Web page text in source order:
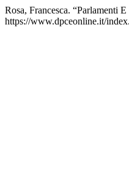
Rosa, Francesca. “Parlamenti
https://www.dpceonline.it/